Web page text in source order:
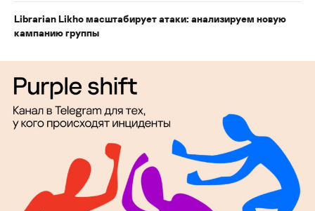
Librarian Likho масштабирует атаки: анализируем новую
кампанию группы